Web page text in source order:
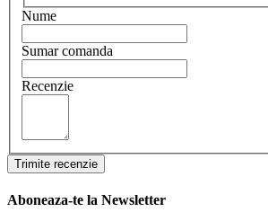
Nume
Sumar comanda
Recenzie
Trimite recenzie
Aboneaza-te la Newsletter